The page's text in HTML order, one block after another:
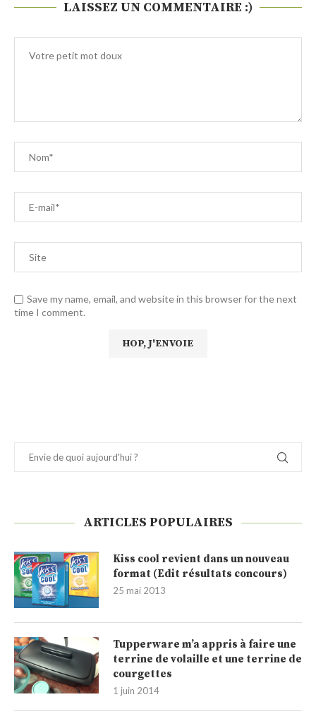
LAISSEZ UN COMMENTAIRE :)
Save my name, email, and website in this browser for the next
time I comment.
ARTICLES POPULAIRES
Kiss cool revient dans un nouveau
format (Edit résultats concours)
25 mai 2013
Tupperware m’a appris à faire une
terrine de volaille et une terrine de
courgettes
1 juin 2014